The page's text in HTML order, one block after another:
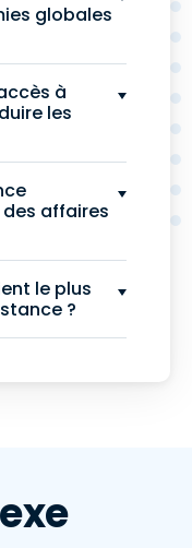
globales
à
les
affaires
le plus
?